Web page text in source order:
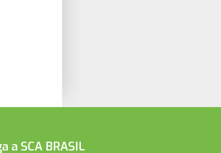
a SCA BRASIL